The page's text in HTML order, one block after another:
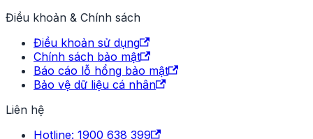
Điều khoản & Chính sách
Điều khoản sử dụng
Chính sách bảo mật
Báo cáo lỗ hổng bảo mật
Bảo vệ dữ liệu cá nhân
Liên hệ
Hotline: 1900 638 399